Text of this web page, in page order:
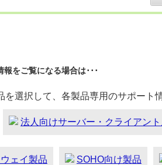
報をご覧になる場合は･･･
を選択して、各製品専用のサポート
法人向けサーバー・クライアン
ェイ製品 SOHO向け製品